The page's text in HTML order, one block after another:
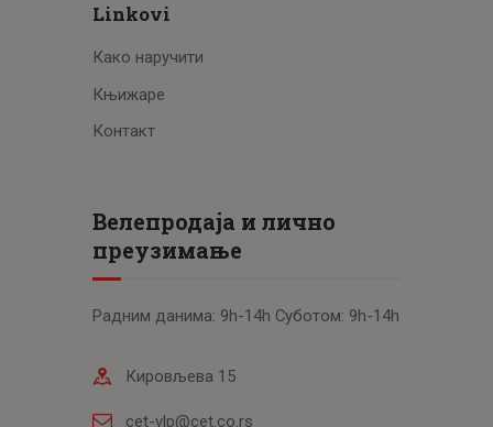
Linkovi
Како наручити
Књижаре
Контакт
Велепродаја и лично
преузимање
Радним данима: 9h-14h Суботом: 9h-14h
Кировљева 15
cet-vlp@cet.co.rs